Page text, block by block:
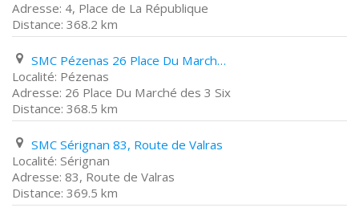
4, Place de La République
368.2 km
SMC Pézenas 26 Place Du Marché des 3 Six
Pézenas
26 Place Du Marché des 3 Six
368.5 km
SMC Sérignan 83, Route de Valras
Sérignan
83, Route de Valras
369.5 km